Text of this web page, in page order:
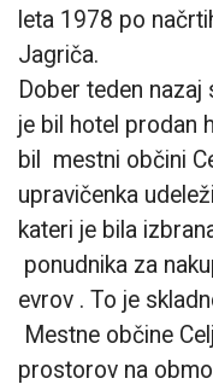
leta 1978 po
Jagriča.
Dober teden nazaj
je bil hotel prodan
bil mestni občini
upravičenka
kateri je bila
ponudnika za
evrov . To je
Mestne občine
prostorov na